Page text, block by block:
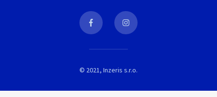
© 2021, Inzeris s.r.o.